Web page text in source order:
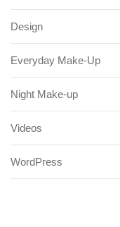
Design
Everyday Make-Up
Night Make-up
Videos
WordPress